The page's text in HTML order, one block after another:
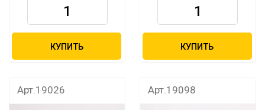
КУПИТЬ КУПИТЬ
Арт.19026 Арт.19098